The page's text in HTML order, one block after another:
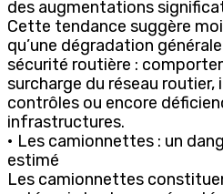
des augmentations
Cette tendance suggère
qu’une dégradation
sécurité routière :
surcharge du réseau routier,
contrôles ou encore
infrastructures.
• Les camionnettes : un
estimé
Les camionnettes